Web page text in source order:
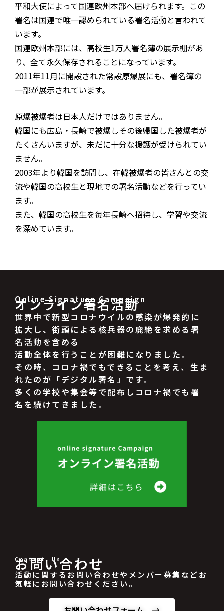
平和大使によって国連欧州本部へ届けられます。この
署名は国連で唯一認められている署名活動と言われて
います。
国連欧州本部には、高校生1万人署名簿の展示棚があ
り、全て永久保存されることになっています。
2011年11月に開設された常設原爆展にも、署名簿の
一部が展示されています。
原爆被爆者は日本人だけではありません。
韓国にも広島・長崎で被爆しその後帰国した被爆者が
たくさんいますが、未だに十分な援護が受けられてい
ません。
2003年より韓国を訪問し、在韓被爆者の皆さんとの交
流や韓国の高校生と現地での署名活動などを行ってい
ます。
また、韓国の高校生を毎年長崎へ招待し、学習や交流
を深めています。
Online Signature Campaign
オンライン署名活動
世界中で新型コロナウイルの感染が爆発的に
拡大し、街頭による核兵器の廃絶を求める署
名活動を含める
活動全体を行うことが困難になりました。
その時、コロナ禍でもできることを考え、生ま
れたのが「デジタル署名」です。
多くの学校や集会等で配布しコロナ禍でも署
名を続けてきました。
Contant Us
お問い合わせ
活動に関するお問い合わせやメンバー募集などお
気軽にお問い合わせください。